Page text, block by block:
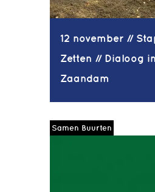
12 november //
Zetten // Dialoog
Zaandam
Samen Buurten